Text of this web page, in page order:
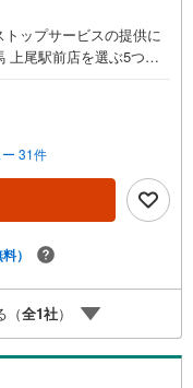
ップサービスの提供に
上尾駅前店を選ぶ5つの
。2.無料駐車場完備の
駐車場完備してます。3.
ズスペースをぜひご覧
ーもご用意してます。
営業時間:10時～20時ま
です。5.提携FPへの無
いて、老後や学費等も
情報を提供しておりま
可能です。営業担当ま
合わせをお待ちしてお
31件
）
（全1社）